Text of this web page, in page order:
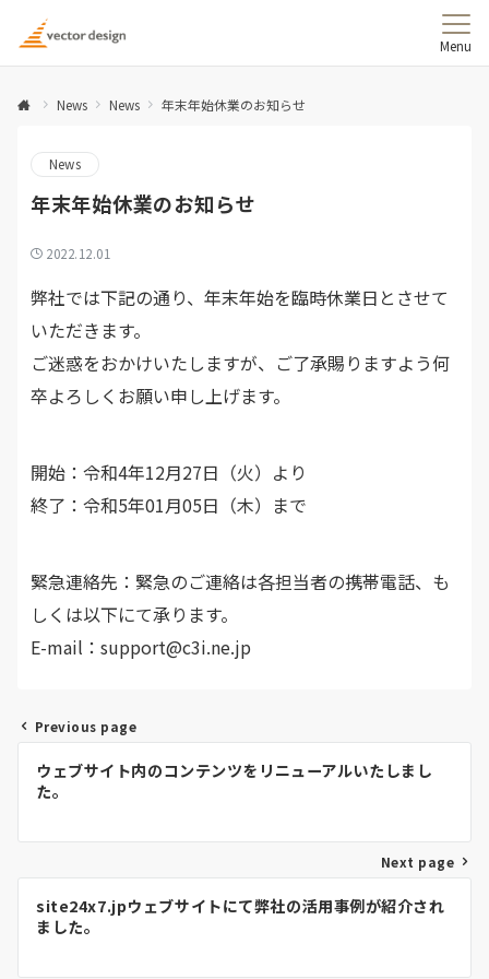
Menu
News News 年末年始休業のお知らせ
News
年末年始休業のお知らせ
2022.12.01
弊社では下記の通り、年末年始を臨時休業日とさせて
いただきます。
ご迷惑をおかけいたしますが、ご了承賜りますよう何
卒よろしくお願い申し上げます。
開始：令和4年12月27日（火）より
終了：令和5年01月05日（木）まで
緊急連絡先：緊急のご連絡は各担当者の携帯電話、も
しくは以下にて承ります。
E-mail：support@c3i.ne.jp
投
稿
ナ
ビ
ゲ
ー
Previous page
ウェブサイト内のコンテンツをリニューアルいたしまし
た。
Next page
site24x7.jpウェブサイトにて弊社の活用事例が紹介され
ました。